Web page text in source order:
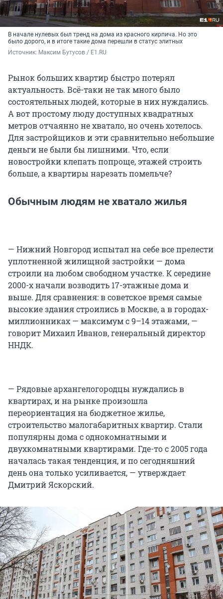
В начале нулевых был тренд на дома из красного кирпича. Но это
было дорого, и в итоге такие дома перешли в статус элитных
Источник: Максим Бутусов / E1.RU
Рынок больших квартир быстро потерял
актуальность. Всё-таки не так много было
состоятельных людей, которые в них нуждались.
А вот простому люду доступных квадратных
метров отчаянно не хватало, но очень хотелось.
Для застройщиков и эти сравнительно небольшие
деньги не были бы лишними. Что, если
новостройки клепать попроще, этажей строить
больше, а квартиры нарезать помельче?
Обычным людям не хватало жилья
— Нижний Новгород испытал на себе все прелести
уплотненной жилищной застройки — дома
строили на любом свободном участке. К середине
2000-х начали возводить 17-этажные дома и
выше. Для сравнения: в советское время самые
высокие здания строились в Москве, а в городах-
миллионниках — максимум с 9–14 этажами, —
говорит Михаил Иванов, генеральный директор
ННДК.
— Рядовые архангелогородцы нуждались в
квартирах, и на рынке произошла
переориентация на бюджетное жилье,
строительство малогабаритных квартир. Стали
популярны дома с однокомнатными и
двухкомнатными квартирами. Где-то с 2005 года
началась такая тенденция, и по сегодняшний
день она только усиливается, — утверждает
Дмитрий Яскорский.